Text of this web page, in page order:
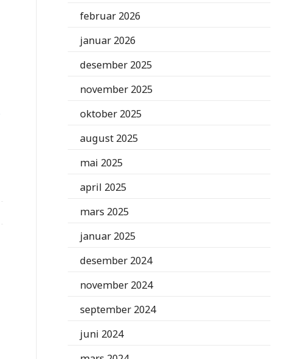
februar 2026
januar 2026
desember 2025
november 2025
oktober 2025
august 2025
mai 2025
april 2025
mars 2025
januar 2025
desember 2024
november 2024
september 2024
juni 2024